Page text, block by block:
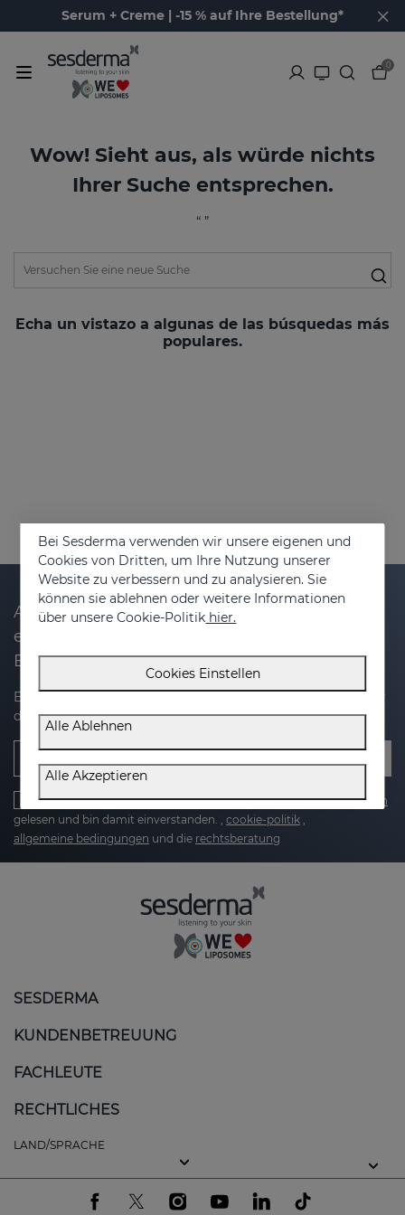
Serum + Creme | -15 % auf Ihre Bestellung*
0
Wow! Sieht aus, als würde nichts
Ihrer Suche entsprechen.
“ ”
Echa un vistazo a algunas de las búsquedas más
populares.
Abonnieren Sie unseren Newsletter und
erhalten Sie 20% Rabatt auf Ihren nächsten
Einkauf
Erhalten Sie Neuigkeiten, exklusive Angebote und Tipps für
die Pflege Ihrer Haut.
Ich habe gelesen und akzeptiere diedatenschutzbestimmungen
gelesen und bin damit einverstanden. , cookie-politik
allgemeine bedingungen und die rechtsberatung
SESDERMA
KUNDENBETREUUNG
FACHLEUTE
RECHTLICHES
LAND/SPRACHE
Bei Sesderma verwenden wir unsere eigenen und
Cookies von Dritten, um Ihre Nutzung unserer
Website zu verbessern und zu analysieren. Sie
können sie ablehnen oder weitere Informationen
über unsere Cookie-Politik hier.
Cookies Einstellen
Alle Ablehnen
Alle Akzeptieren